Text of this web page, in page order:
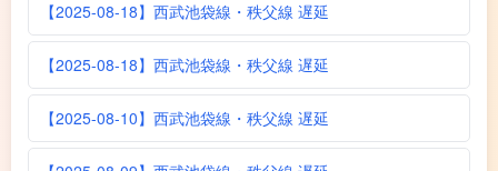
【2025-08-18】西武池袋線・秩父線 遅延
【2025-08-18】西武池袋線・秩父線 遅延
【2025-08-10】西武池袋線・秩父線 遅延